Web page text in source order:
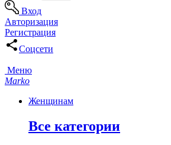
Вход
Авторизация
Регистрация
Соцсети
Меню
Marko
Женщинам
Все категории